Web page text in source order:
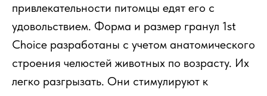
привлекательности питомцы едят его с
удовольствием. Форма и размер гранул 1st
Choice разработаны с учетом анатомического
строения челюстей животных по возрасту. Их
легко разгрызать. Они стимулируют к